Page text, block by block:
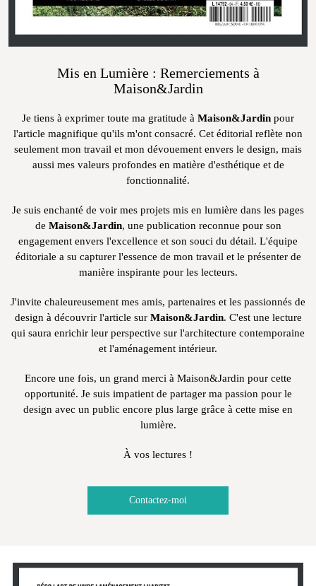
Mis en Lumière : Remerciements à
Maison&Jardin
Je tiens à exprimer toute ma gratitude à Maison&Jardin pour
l'article magnifique qu'ils m'ont consacré. Cet éditorial reflète non
seulement mon travail et mon dévouement envers le design, mais
aussi mes valeurs profondes en matière d'esthétique et de
fonctionnalité.
Je suis enchanté de voir mes projets mis en lumière dans les pages
de Maison&Jardin, une publication reconnue pour son
engagement envers l'excellence et son souci du détail. L'équipe
éditoriale a su capturer l'essence de mon travail et le présenter de
manière inspirante pour les lecteurs.
J'invite chaleureusement mes amis, partenaires et les passionnés de
design à découvrir l'article sur Maison&Jardin. C'est une lecture
qui saura enrichir leur perspective sur l'architecture contemporaine
et l'aménagement intérieur.
Encore une fois, un grand merci à Maison&Jardin pour cette
opportunité. Je suis impatient de partager ma passion pour le
design avec un public encore plus large grâce à cette mise en
lumière.
À vos lectures !
Contactez-moi